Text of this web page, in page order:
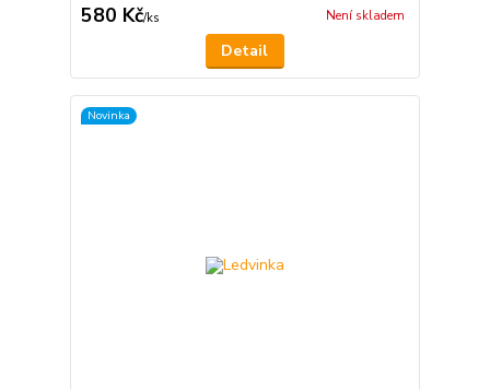
580 Kč/ks Není skladem
Detail
Novinka